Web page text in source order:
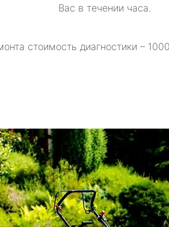
Вас в течении часа.
стоимость диагностики –